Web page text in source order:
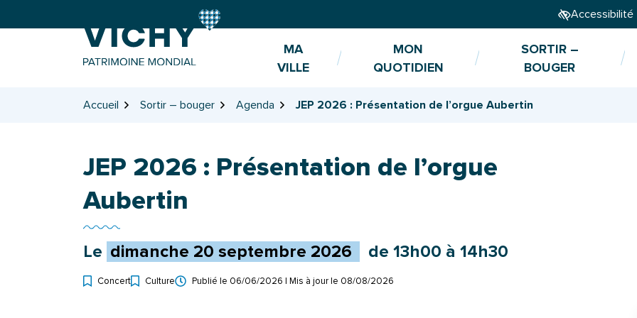
Accessibilité
MA
VILLE
MON
QUOTIDIEN
SORTIR –
BOUGER
Accueil Sortir – bouger Agenda JEP 2026 : Présentation de l’orgue Aubertin
JEP 2026 : Présentation de l’orgue
Aubertin
Le dimanche 20 septembre 2026 de 13h00 à 14h30
ConcertTypes d'événement
Culture Publié le 06/06/2026 | Mis à jour le 08/08/2026